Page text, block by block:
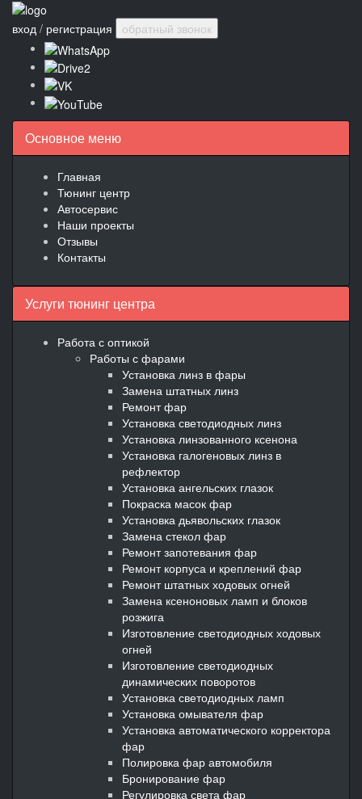
вход / регистрация обратный звонок
Основное меню
Главная
Тюнинг центр
Автосервис
Наши проекты
Отзывы
Контакты
Услуги тюнинг центра
Работа с оптикой
Работы с фарами
Установка линз в фары
Замена штатных линз
Ремонт фар
Установка светодиодных линз
Установка линзованного ксенона
Установка галогеновых линз в
рефлектор
Установка ангельских глазок
Покраска масок фар
Установка дьявольских глазок
Замена стекол фар
Ремонт запотевания фар
Ремонт корпуса и креплений фар
Ремонт штатных ходовых огней
Замена ксеноновых ламп и блоков
розжига
Изготовление светодиодных ходовых
огней
Изготовление светодиодных
динамических поворотов
Установка светодиодных ламп
Установка омывателя фар
Установка автоматического корректора
фар
Полировка фар автомобиля
Бронирование фар
Регулировка света фар